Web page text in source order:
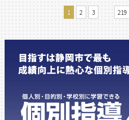
1 2 3 219